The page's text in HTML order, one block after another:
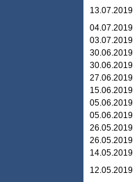
13.07.2019
04.07.2019
03.07.2019
30.06.2019
30.06.2019
27.06.2019
15.06.2019
05.06.2019
05.06.2019
26.05.2019
26.05.2019
14.05.2019
12.05.2019